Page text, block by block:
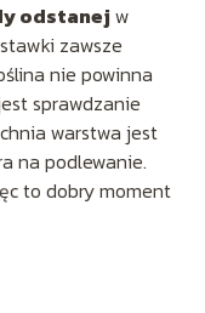
odstanej w
zawsze
nie powinna
sprawdzanie
warstwa jest
na podlewanie.
to dobry moment